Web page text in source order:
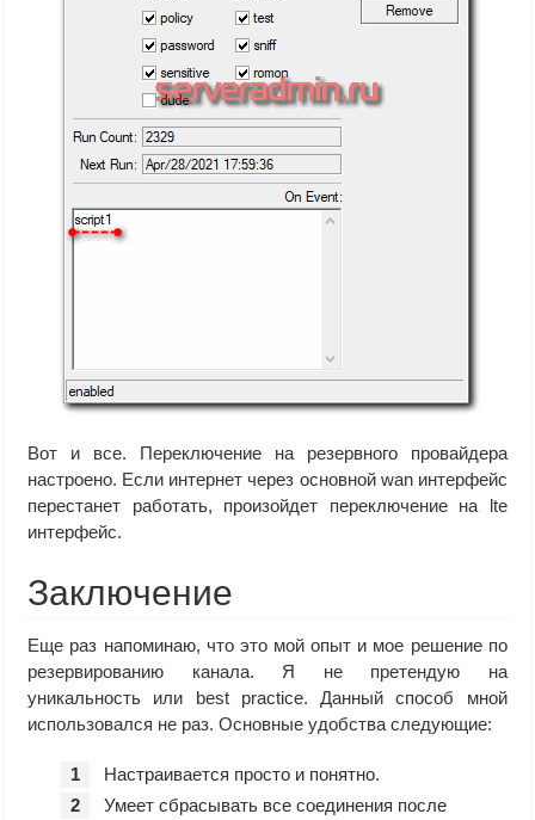
Вот и все. Переключение на резервного провайдера
настроено. Если интернет через основной wan интерфейс
перестанет работать, произойдет переключение на lte
интерфейс.
Заключение
Еще раз напоминаю, что это мой опыт и мое решение по
резервированию канала. Я не претендую на
уникальность или best practice. Данный способ мной
использовался не раз. Основные удобства следующие:
Настраивается просто и понятно.
Умеет сбрасывать все соединения после